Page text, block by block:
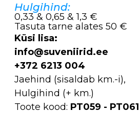
Hulgihind:
0,33 & 0,65 & 1,3 €
Tasuta tarne alates 50 €
Küsi lisa:
info@suveniirid.ee
+372 6213 004
Jaehind (sisaldab km.-i),
Hulgihind (+ km.)
Toote kood: PT059 - PT061